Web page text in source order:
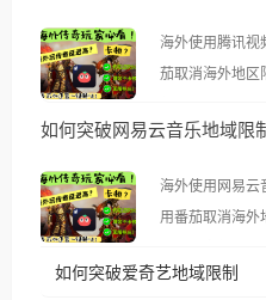
海外使用腾讯视
茄取消海外地区限制。 当在海外打开腾
示语。 海外用户如香港、澳门、台湾、美国、加拿
像其他音乐平台
仅能在中国大陆地区播放。 遇到
使用番茄回国加
如何突破网易云音乐地域限
海外使用网易云
用番茄取消海外地区限制。 当
播放”的提示语。 海外用户如香港、澳门、台湾、美
如何突破爱奇艺地域限制